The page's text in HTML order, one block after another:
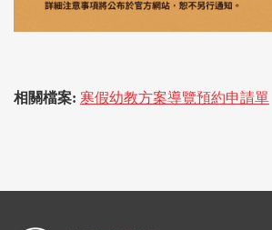
相關檔案: 寒假幼教方案導覽預約申請單